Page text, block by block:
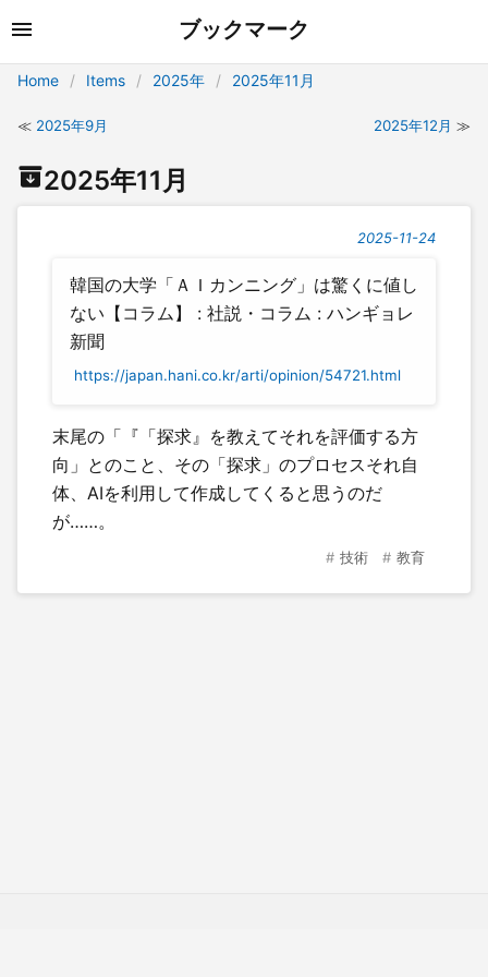
ブックマーク
Home Items 2025年 2025年11月
2025年9月 2025年12月
2025年11月
2025-11-24
韓国の大学「ＡＩカンニング」は驚くに値し
ない【コラム】 : 社説・コラム : ハンギョレ
新聞
https://japan.hani.co.kr/arti/opinion/54721.html
末尾の「『「探求』を教えてそれを評価する方
向」とのこと、その「探求」のプロセスそれ自
体、AIを利用して作成してくると思うのだ
が……。
技術 教育